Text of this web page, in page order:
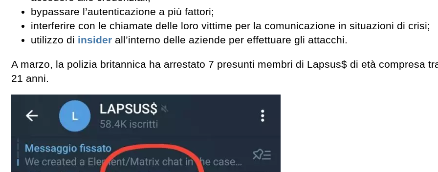
bypassare l’autenticazione a più fattori;
interferire con le chiamate delle loro vittime per la comunicazione in situazioni di crisi;
utilizzo di insider all’interno delle aziende per effettuare gli attacchi.
A marzo, la polizia britannica ha arrestato 7 presunti membri di Lapsus$ di età compresa
21 anni.